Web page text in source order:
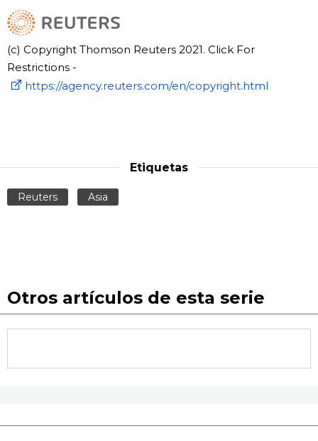
(c) Copyright Thomson Reuters 2021. Click For
Restrictions -
https://agency.reuters.com/en/copyright.html
Etiquetas
Reuters Asia
Otros artículos de esta serie